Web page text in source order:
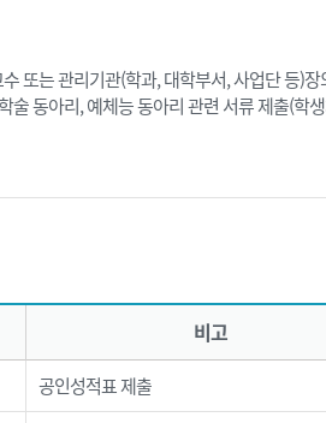
또는 관리기관(학과, 대학부서, 사업단 등)장
술 동아리, 예체능 동아리 관련 서류 제출(학
비고
공인성적표 제출